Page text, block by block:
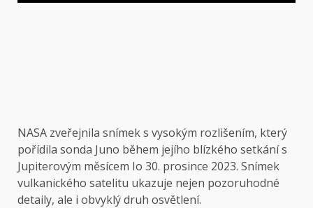
NASA zveřejnila snímek s vysokým rozlišením, který
pořídila sonda Juno během jejího blízkého setkání s
Jupiterovým měsícem Io 30. prosince 2023. Snímek
vulkanického satelitu ukazuje nejen pozoruhodné
detaily, ale i obvyklý druh osvětlení.